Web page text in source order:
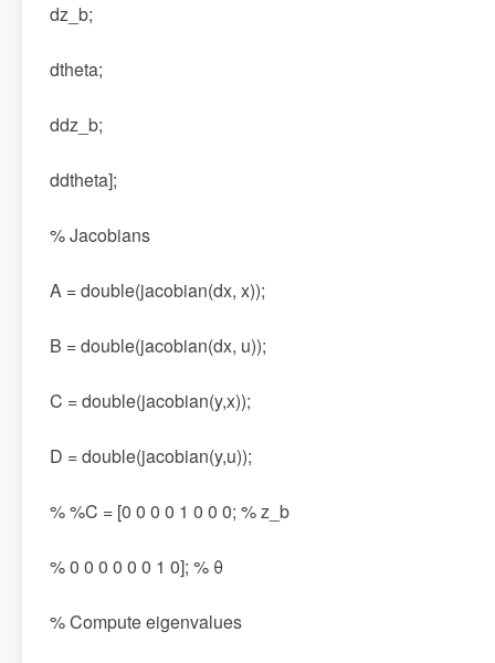
dz_b;
dtheta;
ddz_b;
ddtheta];
% Jacobians
A = double(jacobian(dx, x));
B = double(jacobian(dx, u));
C = double(jacobian(y,x));
D = double(jacobian(y,u));
% %C = [0 0 0 0 1 0 0 0; % z_b
% 0 0 0 0 0 0 1 0]; % θ
% Compute eigenvalues